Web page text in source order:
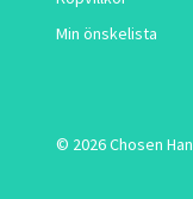
Min önskelista
© 2026 Chosen